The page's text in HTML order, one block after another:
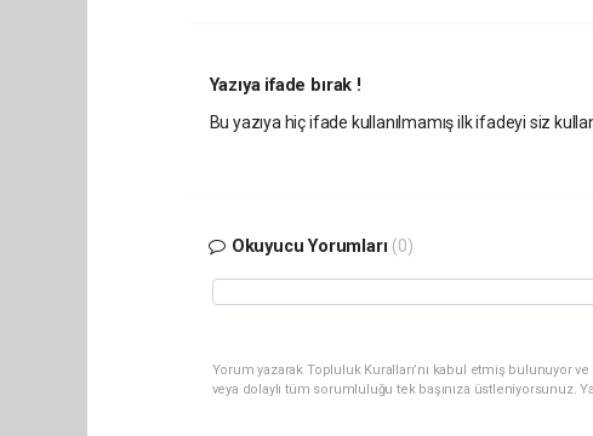
Yazıya ifade bırak !
Bu yazıya hiç ifade kullanılmamış ilk ifadeyi siz
Okuyucu Yorumları (0)
Yorum yazarak Topluluk Kuralları’nı kabul etmiş bulunuyor
veya dolaylı tüm sorumluluğu tek başınıza